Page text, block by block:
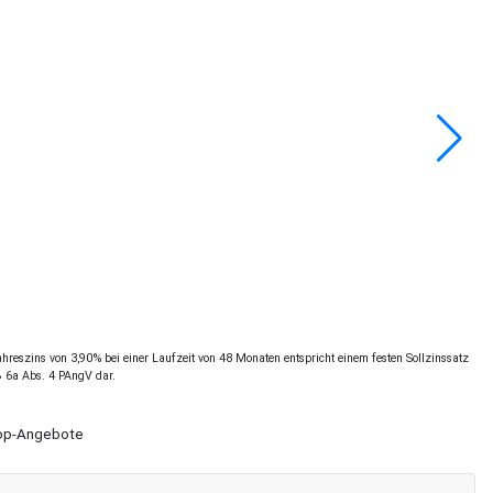
von 3,90% bei einer Laufzeit von 48 Monaten entspricht einem festen Sollzinssatz
Abs. 4 PAngV dar.
Angebote